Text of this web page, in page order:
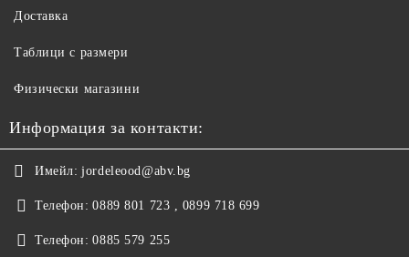
Доставка
Таблици с размери
Физически магазини
Информация за контакти:
Имейл: jordeleood@abv.bg
Телефон: 0889 801 723 , 0899 718 699
Телефон: 0885 579 255